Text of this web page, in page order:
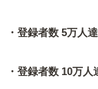
・登録者数 5万人
・登録者数 10万